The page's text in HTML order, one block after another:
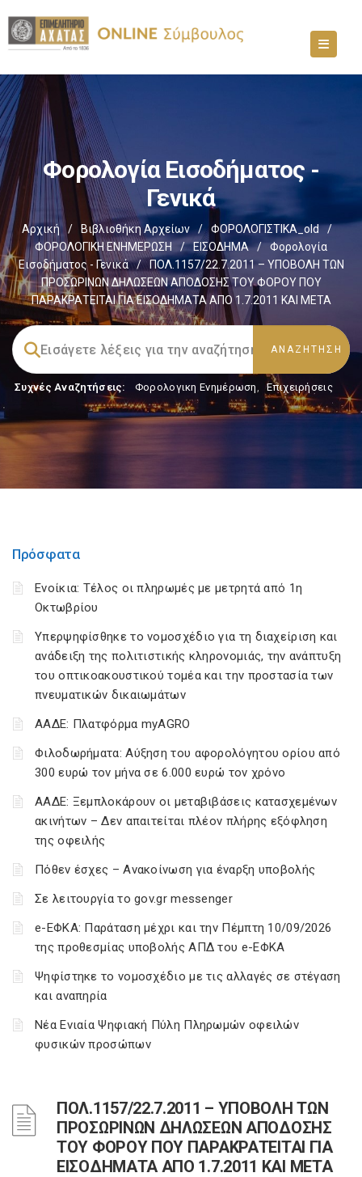
Φορολογία Εισοδήματος -
Γενικά
Αρχική / Βιβλιοθήκη Αρχείων / ΦΟΡΟΛΟΓΙΣΤΙΚΑ_old
/
ΦΟΡΟΛΟΓΙΚΗ ΕΝΗΜΕΡΩΣΗ
/ ΕΙΣΟΔΗΜΑ /
Φορολογία
Εισοδήματος - Γενικά
/
ΠΟΛ.1157/22.7.2011 – ΥΠΟΒΟΛΗ ΤΩΝ
ΠΡΟΣΩΡΙΝΩΝ ΔΗΛΩΣΕΩΝ ΑΠΟΔΟΣΗΣ ΤΟΥ ΦΟΡΟΥ ΠΟΥ
ΠΑΡΑΚΡΑΤΕΙΤΑΙ ΓΙΑ ΕΙΣΟΔΗΜΑΤΑ ΑΠΟ 1.7.2011 ΚΑΙ ΜΕΤΑ
Συχνές Αναζητήσεις: Φορολογικη Ενημέρωση, Επιχειρήσεις
Πρόσφατα
Ενοίκια: Τέλος οι πληρωμές με μετρητά από 1η
Οκτωβρίου
Υπερψηφίσθηκε το νομοσχέδιο για τη διαχείριση και
ανάδειξη της πολιτιστικής κληρονομιάς, την ανάπτυξη
του οπτικοακουστικού τομέα και την προστασία των
πνευματικών δικαιωμάτων
ΑΑΔΕ: Πλατφόρμα myAGRO
Φιλοδωρήματα: Αύξηση του αφορολόγητου ορίου από
300 ευρώ τον μήνα σε 6.000 ευρώ τον χρόνο
ΑΑΔΕ: Ξεμπλοκάρουν οι μεταβιβάσεις κατασχεμένων
ακινήτων – Δεν απαιτείται πλέον πλήρης εξόφληση
της οφειλής
Πόθεν έσχες – Ανακοίνωση για έναρξη υποβολής
Σε λειτουργία το gov.gr messenger
e-ΕΦΚΑ: Παράταση μέχρι και την Πέμπτη 10/09/2026
της προθεσμίας υποβολής ΑΠΔ του e-ΕΦΚΑ
Ψηφίστηκε το νομοσχέδιο με τις αλλαγές σε στέγαση
και αναπηρία
Νέα Ενιαία Ψηφιακή Πύλη Πληρωμών οφειλών
φυσικών προσώπων
ΠΟΛ.1157/22.7.2011 – ΥΠΟΒΟΛΗ ΤΩΝ
ΠΡΟΣΩΡΙΝΩΝ ΔΗΛΩΣΕΩΝ ΑΠΟΔΟΣΗΣ
ΤΟΥ ΦΟΡΟΥ ΠΟΥ ΠΑΡΑΚΡΑΤΕΙΤΑΙ ΓΙΑ
ΕΙΣΟΔΗΜΑΤΑ ΑΠΟ 1.7.2011 ΚΑΙ ΜΕΤΑ